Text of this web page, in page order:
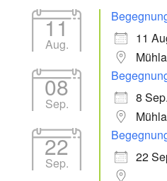
11
Aug.
11
08
Sep.
8
22
Sep.
22